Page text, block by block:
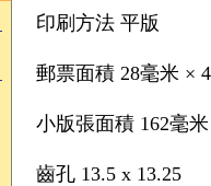
印刷方法 平版
郵票面積 28毫米 ×
小版張面積 162毫
齒孔 13.5 x 13.25